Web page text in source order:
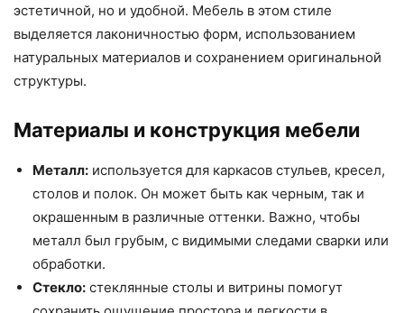
эстетичной, но и удобной. Мебель в этом стиле
выделяется лаконичностью форм, использованием
натуральных материалов и сохранением оригинальной
структуры.
Материалы и конструкция мебели
Металл: используется для каркасов стульев, кресел,
столов и полок. Он может быть как черным, так и
окрашенным в различные оттенки. Важно, чтобы
металл был грубым, с видимыми следами сварки или
обработки.
Стекло: стеклянные столы и витрины помогут